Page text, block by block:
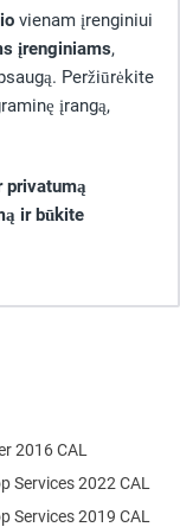
vienam įrenginiui
įrenginiams,
Peržiūrėkite
įrangą,
privatumą
ir būkite
Services 2022 CAL
Services 2019 CAL
2016 CAL